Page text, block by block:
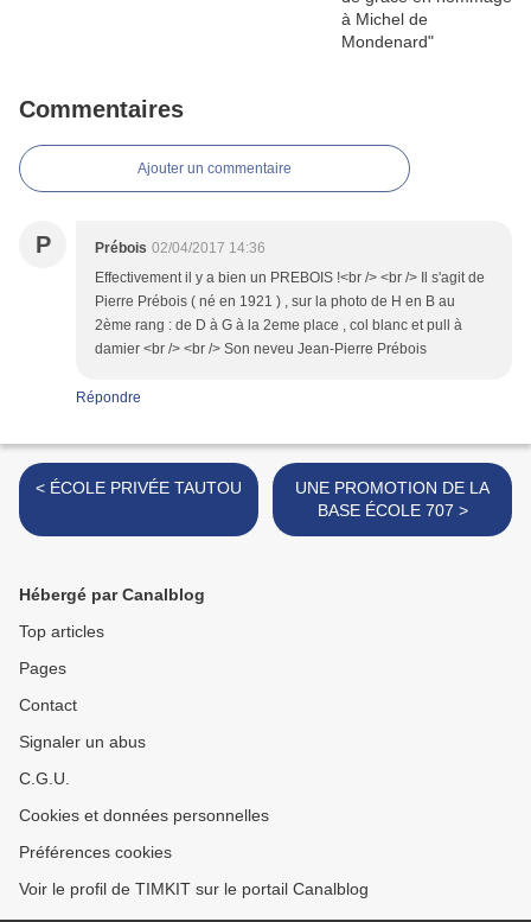
Commentaires
Ajouter un commentaire
P Prébois 02/04/2017 14:36
Effectivement il y a bien un PREBOIS !<br /> <br /> Il s'agit de
Pierre Prébois ( né en 1921 ) , sur la photo de H en B au
2ème rang : de D à G à la 2eme place , col blanc et pull à
damier <br /> <br /> Son neveu Jean-Pierre Prébois
Répondre
< ÉCOLE PRIVÉE TAUTOU
UNE PROMOTION DE LA
BASE ÉCOLE 707 >
Hébergé par Canalblog
Top articles
Pages
Contact
Signaler un abus
C.G.U.
Cookies et données personnelles
Préférences cookies
Voir le profil de TIMKIT sur le portail Canalblog